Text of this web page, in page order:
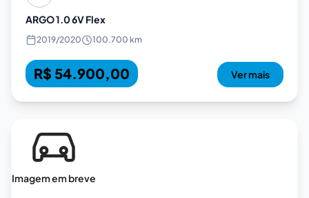
ARGO 1.0 6V Flex
2019/2020 100.700 km
R$ 54.900,00 Ver mais
Imagem em breve